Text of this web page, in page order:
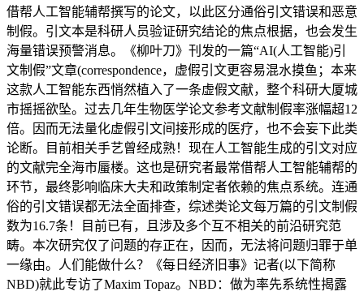
借帮人工智能辅帮撰写的论文，以此区分通俗引文错误和恶意
制假。引文本是科研人员验证研究结论的焦点根据，也会发生
海量错误预警消息。《柳叶刀》刊发的一篇“AI(人工智能)引
文制假”文章(correspondence，虚假引文更容易混水摸鱼；本来
这款人工智能东西悄然植入了一条虚假文献，整个科研大厦城
市摇摇欲坠。过去几年生物医学论文参考文献制假率涨幅超12
倍。因而无法量化虚假引文间接形成的医疗，也不会妄下此类
论断。目前相关手艺曾经成熟！现在人工智能生成的引文对应
的文献完全海市蜃楼。这也是研究者最常借帮人工智能辅帮的
环节，最终影响临床大夫和政策制定者依赖的焦点系统。连通
俗的引文错误都无法全面排查，综述类论文每万篇的引文制假
数为16.7条！目前已有，且涉及多个互不相关的前沿研究范
畴。本次研究仅了问题的存正在，因而，无法将问题归罪于单
一缘由。人们能做什么？《每日经济旧事》记者(以下简称
NBD)就此专访了Maxim Topaz。NBD：做为率先系统性揭露